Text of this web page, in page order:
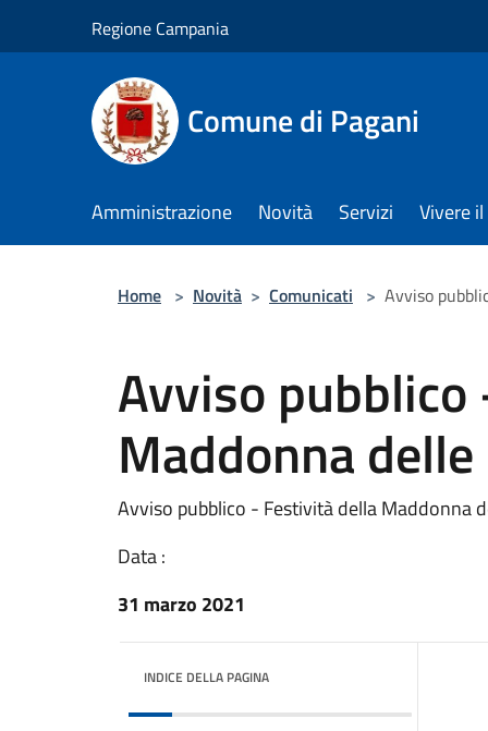
Regione Campania
Comune di Pagani
Amministrazione Novità Servizi Vivere
Home > Novità > Comunicati > Avviso
Avviso
Maddonna
Avviso pubblico - Festività della Maddonna
Data :
31 marzo 2021
INDICE DELLA PAGINA